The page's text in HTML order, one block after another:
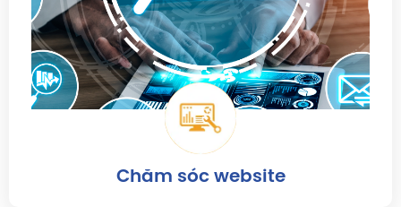
Chăm sóc website